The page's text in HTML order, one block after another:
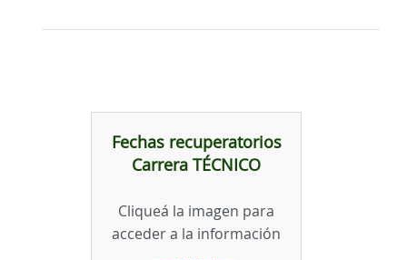
Fechas recuperatorios
Carrera TÉCNICO
Cliqueá la imagen para
acceder a la información